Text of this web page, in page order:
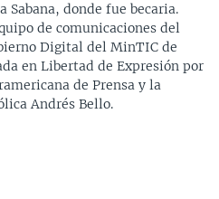
Sabana, donde fue becaria.
de comunicaciones del
Digital del MinTIC de
en Libertad de Expresión por
de Prensa y la
Andrés Bello.